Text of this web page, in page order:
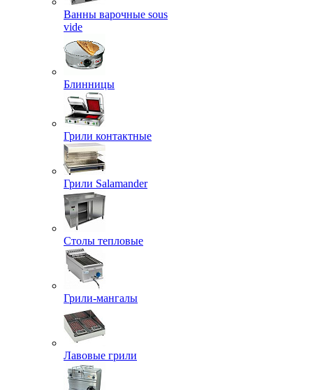
Ванны варочные sous
vide
Блинницы
Грили контактные
Грили Salamander
Столы тепловые
Грили-мангалы
Лавовые грили